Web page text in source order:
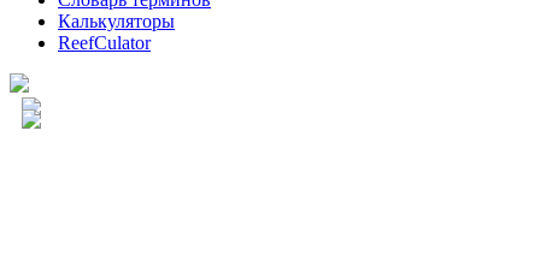
Калькуляторы
ReefCulator